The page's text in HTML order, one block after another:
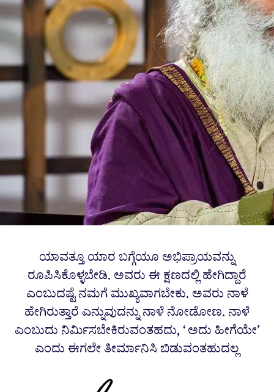
ಯಾವತ್ತೂ ಯಾರ ಬಗ್ಗೆಯೂ ಅಭಿಪ್ರಾಯವನ್ನು
ರೂಪಿಸಿಕೊಳ್ಳಬೇಡಿ. ಅವರು ಈ ಕ್ಷಣದಲ್ಲಿ ಹೇಗಿದ್ದಾರೆ
ಎಂಬುದಷ್ಟೆ ನಮಗೆ ಮುಖ್ಯವಾಗಬೇಕು. ಅವರು ನಾಳೆ
ಹೇಗಿರುತ್ತಾರೆ ಎನ್ನುವುದನ್ನು ನಾಳೆ ನೋಡೋಣ. ನಾಳೆ
ಎಂಬುದು ನಿರ್ಮಿಸಬೇಕಿರುವಂತಹದು, ‘ಅದು ಹೀಗೆಯೇ’
ಎಂದು ಈಗಲೇ ತೀರ್ಮಾನಿಸಿ ಬಿಡುವಂತಹುದಲ್ಲ